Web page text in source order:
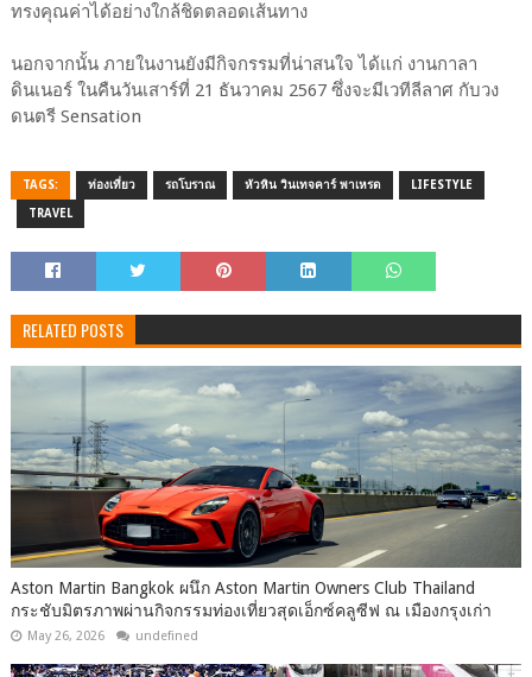
ทรงคุณค่าได้อย่างใกล้ชิดตลอดเส้นทาง
นอกจากนั้น ภายในงานยังมีกิจกรรมที่น่าสนใจ ได้แก่ งานกาลา
ดินเนอร์ ในคืนวันเสาร์ที่ 21 ธันวาคม 2567 ซึ่งจะมีเวทีลีลาศ กับวง
ดนตรี Sensation
TAGS: ท่องเที่ยว รถโบราณ หัวหิน วินเทจคาร์ พาเหรด LIFESTYLE
TRAVEL
RELATED POSTS
Aston Martin Bangkok ผนึก Aston Martin Owners Club Thailand
กระชับมิตรภาพผ่านกิจกรรมท่องเที่ยวสุดเอ็กซ์คลูซีฟ ณ เมืองกรุงเก่า
May 26, 2026 undefined